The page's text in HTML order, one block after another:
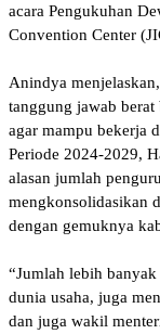
acara Pengukuhan
Convention Center
Anindya
tanggung jawab
agar mampu bekerja
Periode 2024-2029,
alasan jumlah
mengkonsolidasikan
dengan gemuknya
“Jumlah lebih
dunia usaha, juga
dan juga wakil